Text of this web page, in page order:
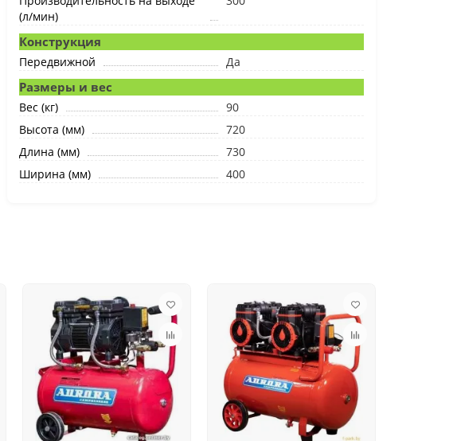
(л/мин)
Конструкция
Передвижной Да
Размеры и вес
Вес (кг)
90
Высота (мм)
720
Длина (мм)
730
Ширина (мм)
400